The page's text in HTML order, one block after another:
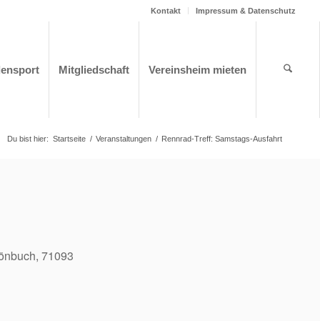
Kontakt Impressum & Datenschutz
Mitgliedschaft Vereinsheim mieten
Du bist hier: Startseite / Veranstaltungen / Rennrad-Treff: Samstags-Ausfahrt
71093